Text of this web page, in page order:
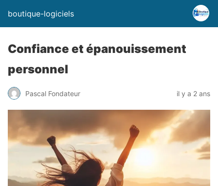
boutique-logiciels
Confiance et épanouissement
personnel
Pascal Fondateur il y a 2 ans